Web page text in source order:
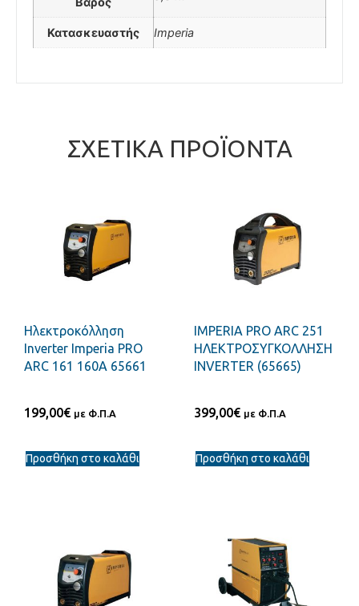
Κατασκευαστής Imperia
ΣΧΕΤΙΚΆ ΠΡΟΪΌΝΤΑ
Ηλεκτροκόλληση
Inverter Imperia PRO
ARC 161 160A 65661
199,00€ με Φ.Π.Α
Προσθήκη στο καλάθι
IMPERIA PRO ARC 251
ΗΛΕΚΤΡΟΣΥΓΚΟΛΛΗΣΗ
INVERTER (65665)
399,00€ με Φ.Π.Α
Προσθήκη στο καλάθι